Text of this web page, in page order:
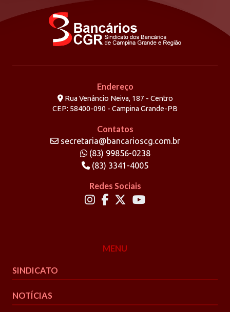
Endereço
Rua Venâncio Neiva, 187 - Centro
CEP: 58400-090 - Campina Grande-PB
Contatos
secretaria@bancarioscg.com.br
(83) 99856-0238
(83) 3341-4005
Redes Sociais
MENU
SINDICATO
NOTÍCIAS